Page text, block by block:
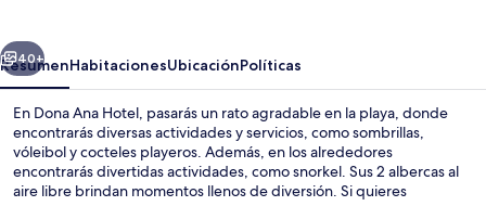
Siguiente
40+
ResumenHabitacionesUbicaciónPolíticas
En Dona Ana Hotel, pasarás un rato agradable en la playa, donde
encontrarás diversas actividades y servicios, como sombrillas,
vóleibol y cocteles playeros. Además, en los alrededores
encontrarás divertidas actividades, como snorkel. Sus 2 albercas al
aire libre brindan momentos llenos de diversión. Si quieres